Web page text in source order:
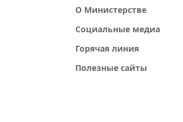
О Министерстве
Социальные медиа
Горячая линия
Полезные сайты